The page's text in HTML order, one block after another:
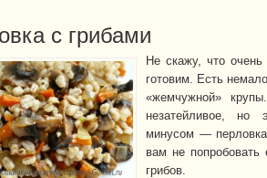
с грибами
Не скажу, что
готовим. Есть
«жемчужной»
незатейливое, но
минусом —
вам не попробовать
грибов.